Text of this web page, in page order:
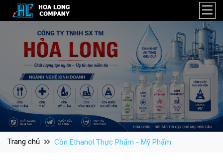
Trang chủ Cồn Ethanol Thực Phẩm - Mỹ Phẩm